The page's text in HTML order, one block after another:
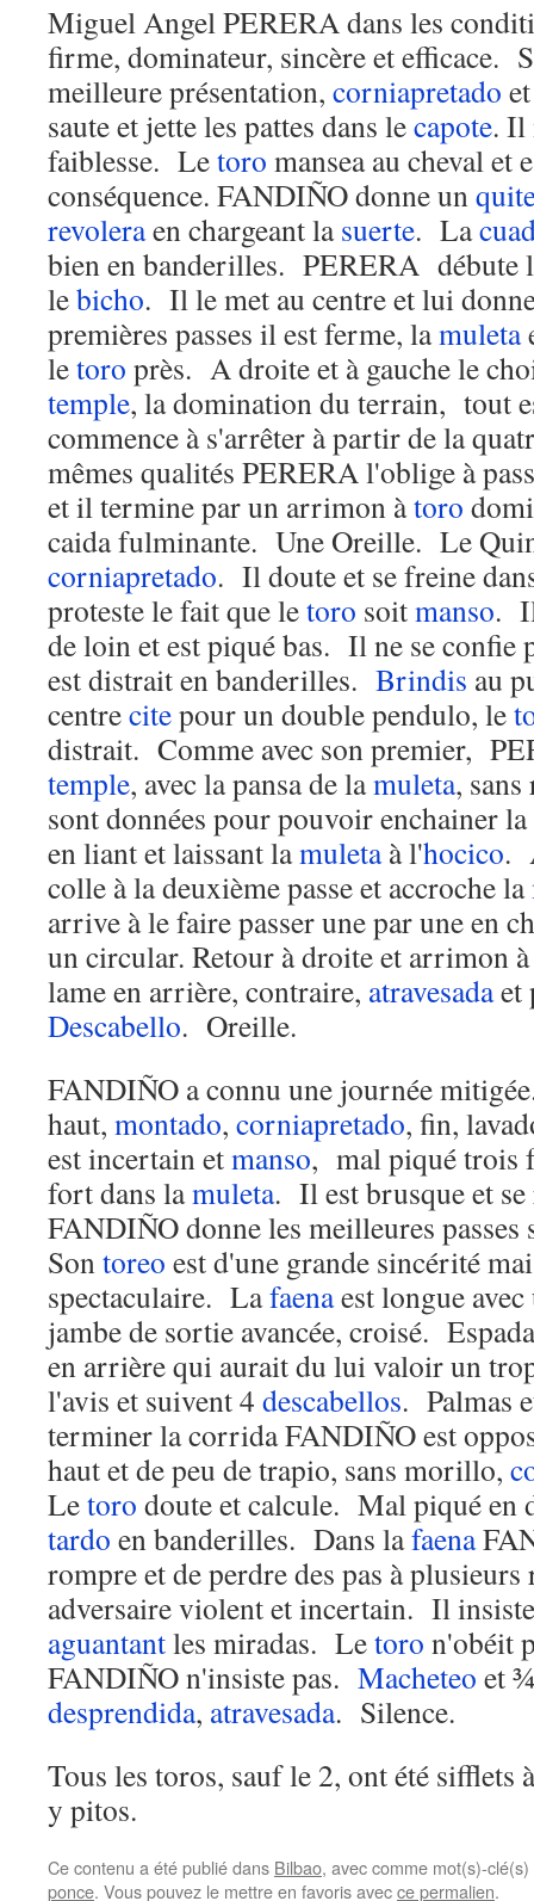
Miguel Angel PERERA dans les
firme, dominateur, sincère et efficace.
meilleure présentation, corniapretado
saute et jette les pattes dans lecapote. Il
faiblesse. Letoro mansea au cheval et
conséquence. FANDIÑO donne un
revoleraen chargeant lasuerte. La
bien en banderilles. PERERA débute
lebicho. Il le met au centre et lui
premières passes il est ferme, lamuleta
letoro près. A droite et à gauche le
temple, la domination du terrain, tout
commence à s'arrêter à partir de la
mêmes qualités PERERA l'oblige à
et il termine par un arrimon àtoro
caida fulminante. Une Oreille. Le
corniapretado. Il doute et se freine
proteste le fait que letoro soitmanso.
de loin et est piqué bas. Il ne se confie
est distrait en banderilles. Brindis au
centrecitepour un double pendulo, le
distrait. Comme avec son premier,
temple, avec la pansa de lamuleta,
sont données pour pouvoir enchainer
en liant et laissant lamuletaà l'hocico.
colle à la deuxième passe et accroche la
arrive à le faire passer une par une en
un circular. Retour à droite et arrimon
lame en arrière, contraire, atravesadaet
Descabello. Oreille.
FANDIÑO a connu une journée
haut, montado, corniapretado, fin,
est incertain etmanso, mal piqué
fort dans lamuleta. Il est brusque et
FANDIÑO donne les meilleures
Sontoreo est d'une grande sincérité
spectaculaire. Lafaenaest longue avec
jambe de sortie avancée, croisé.
en arrière qui aurait du lui valoir un
l'avis et suivent 4 descabellos. Palmas
terminer la corrida FANDIÑO est
haut et de peu de trapio, sans morillo,
Letoro doute et calcule. Mal piqué en
tardo en banderilles. Dans lafaena
rompre et de perdre des pas à plusieurs
adversaire violent et incertain. Il
aguantantles miradas. Letoro n'obéit
FANDIÑO n'insiste pas. Macheteo et
desprendida, atravesada. Silence.
Tous les toros, sauf le 2, ont été sifflets
y pitos.
Ce contenu a été publié dans Bilbao, avec comme mot(s)-clé(s)
ponce. Vous pouvez le mettre en favoris avecce permalien.